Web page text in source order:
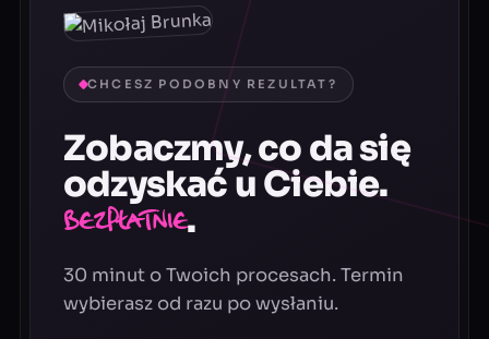
CHCESZ PODOBNY REZULTAT?
Zobaczmy, co da się
odzyskać u Ciebie.
Bezpłatnie.
30 minut o Twoich procesach. Termin
wybierasz od razu po wysłaniu.